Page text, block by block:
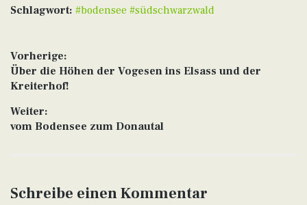
Schlagwort: #bodensee #südschwarzwald
Beitragsnavigation
Vorherige:
Vorheriger
Beitrag:
Über die Höhen der Vogesen ins Elsass und der
Kreiterhof!
Weiter:
Nächster
vom Bodensee zum Donautal
Schreibe einen Kommentar